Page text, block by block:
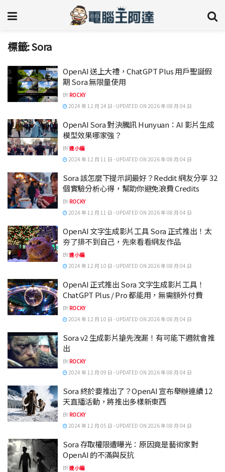
標籤:Sora
OpenAI 送上大禮，ChatGPT Plus 用戶聖誕假
期 Sora 無限量使用
BY ROCKY
2024 年 12 月 24 日 - UPDATED ON 2026 年 08 月 04 日
OpenAI Sora 對決騰訊 Hunyuan：AI 影片生成
模型效果哪家強？
BY達小編
2024 年 12 月 11 日 - UPDATED ON 2026 年 08 月 04 日
Sora 該怎麼下提示詞最好？Reddit 網友分享 32
個實驗分析心得，幫助你避免浪費 Credits
BY ROCKY
2024 年 12 月 11 日 - UPDATED ON 2026 年 08 月 04 日
OpenAI 文字生成影片工具 Sora 正式推出！太
夯了排不到自己，先來看看網友作品
BY達小編
2024 年 12 月 10 日 - UPDATED ON 2026 年 08 月 04 日
OpenAI 正式推出 Sora 文字生成影片工具！
ChatGPT Plus / Pro 都能用，無需額外付費
BY ROCKY
2024 年 12 月 10 日 - UPDATED ON 2026 年 08 月 04 日
Sora v2 生成影片搶先洩漏！有可能下週就會推
出
BY ROCKY
2024 年 12 月 09 日 - UPDATED ON 2026 年 08 月 04 日
Sora 終於要推出了？OpenAI 宣布舉辦連續 12
天直播活動，將推出多樣新東西
BY ROCKY
2024 年 12 月 05 日 - UPDATED ON 2026 年 08 月 04 日
Sora 存取權限遭曝光：原因竟是藝術家對
OpenAI 的不滿與反抗
BY達小編